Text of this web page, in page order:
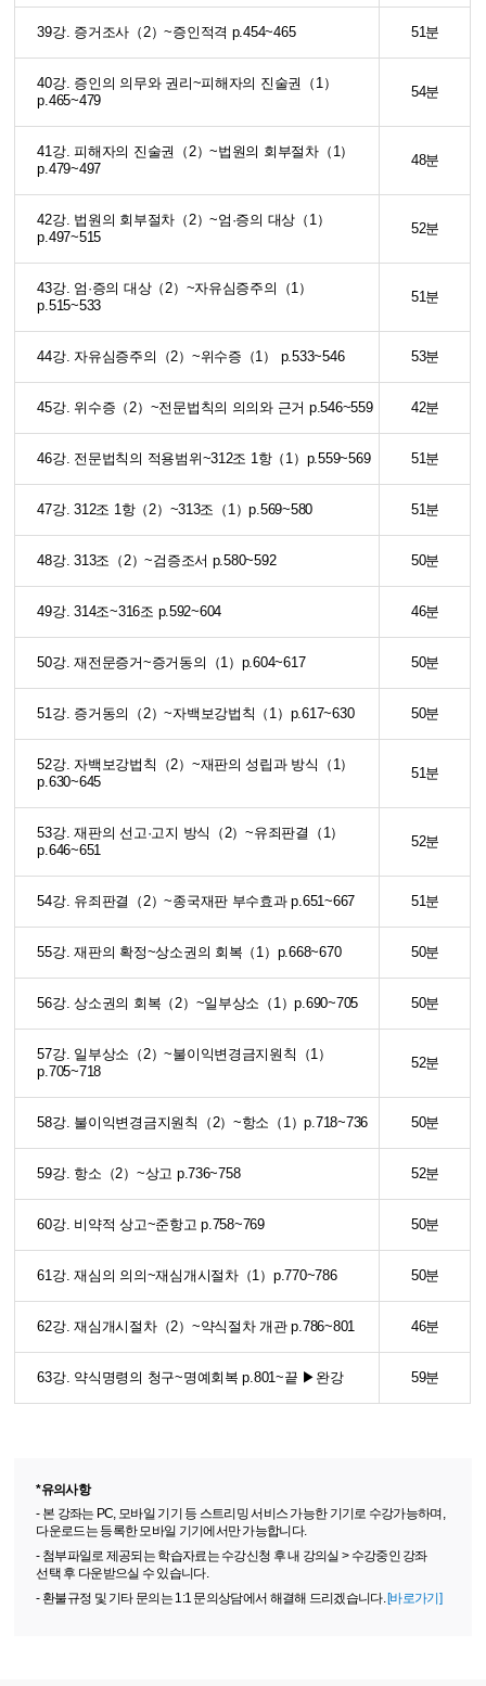
39강. 증거조사（2）~증인적격 p.454~465 51분
40강. 증인의 의무와 권리~피해자의 진술권（1）
p.465~479
54분
41강. 피해자의 진술권（2）~법원의 회부절차（1）
p.479~497
48분
42강. 법원의 회부절차（2）~엄·증의 대상（1）
p.497~515
52분
43강. 엄·증의 대상（2）~자유심증주의（1）
p.515~533
51분
44강. 자유심증주의（2）~위수증（1） p.533~546 53분
45강. 위수증（2）~전문법칙의 의의와 근거 p.546~559 42분
46강. 전문법칙의 적용범위~312조 1항（1）p.559~569 51분
47강. 312조 1항（2）~313조（1）p.569~580 51분
48강. 313조（2）~검증조서 p.580~592 50분
49강. 314조~316조 p.592~604 46분
50강. 재전문증거~증거동의（1）p.604~617 50분
51강. 증거동의（2）~자백보강법칙（1）p.617~630 50분
52강. 자백보강법칙（2）~재판의 성립과 방식（1）
p.630~645
51분
53강. 재판의 선고·고지 방식（2）~유죄판결（1）
p.646~651
52분
54강. 유죄판결（2）~종국재판 부수효과 p.651~667 51분
55강. 재판의 확정~상소권의 회복（1）p.668~670 50분
56강. 상소권의 회복（2）~일부상소（1）p.690~705 50분
57강. 일부상소（2）~불이익변경금지원칙（1）
p.705~718
52분
58강. 불이익변경금지원칙（2）~항소（1）p.718~736 50분
59강. 항소（2）~상고 p.736~758 52분
60강. 비약적 상고~준항고 p.758~769 50분
61강. 재심의 의의~재심개시절차（1）p.770~786 50분
62강. 재심개시절차（2）~약식절차 개관 p.786~801 46분
63강. 약식명령의 청구~명예회복 p.801~끝 ▶완강 59분
*유의사항
- 본 강좌는 PC, 모바일 기기 등 스트리밍 서비스 가능한 기기로 수강가능하며,
다운로드는 등록한 모바일 기기에서만 가능합니다.
- 첨부파일로 제공되는 학습자료는 수강신청 후 내 강의실 > 수강중인 강좌
선택 후 다운받으실 수 있습니다.
- 환불규정 및 기타 문의는 1:1 문의상담에서 해결해 드리겠습니다.[바로가기]